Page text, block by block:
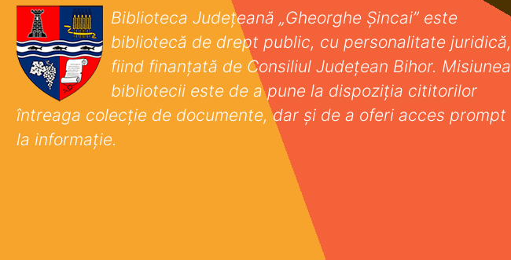
Biblioteca Județeană „Gheorghe Șincai” este
bibliotecă de drept public, cu personalitate juridică,
fiind finanţată de Consiliul Judeţean Bihor. Misiunea
bibliotecii este de a pune la dispoziţia cititorilor
întreaga colecţie de documente, dar şi de a oferi acces prompt
la informaţie.